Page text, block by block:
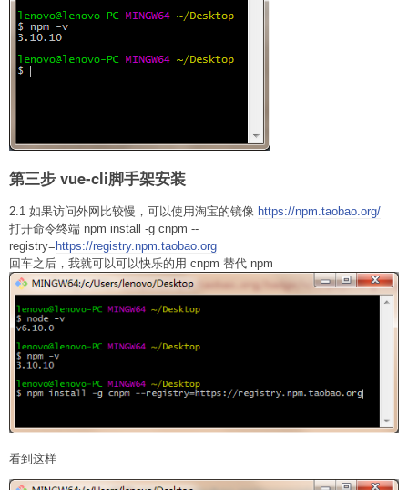
第三步 vue-cli脚手架安装
2.1 如果访问外网比较慢，可以使用淘宝的镜像 https://npm.taobao.org/
打开命令终端 npm install -g cnpm --
registry= https://registry.npm.taobao.org
回车之后，我就可以可以快乐的用 cnpm 替代 npm
看到这样